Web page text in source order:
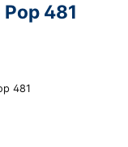
481